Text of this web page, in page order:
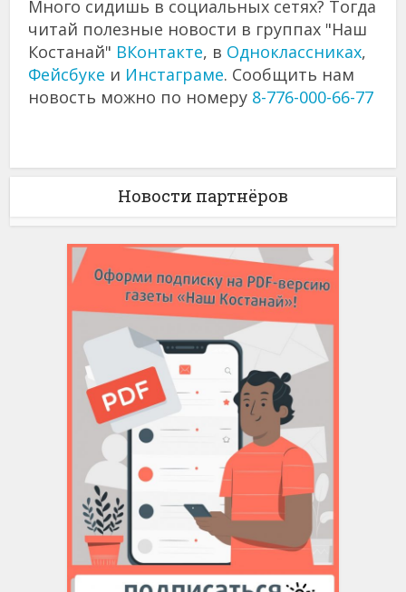
Много сидишь в социальных сетях? Тогда
читай полезные новости в группах "Наш
Костанай" ВКонтакте, в Одноклассниках,
Фейсбуке и Инстаграме. Сообщить нам
новость можно по номеру 8-776-000-66-77
Новости партнёров